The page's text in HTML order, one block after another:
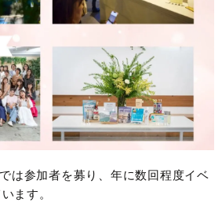
は参加者を募り、年に数回程度イベ
ます。